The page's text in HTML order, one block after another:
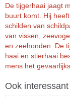
De tijgerhaai jaagt
buurt komt. Hij
schilden van
van vissen
en zeehonden . De
haai en stierhaai
mens het
Ook interessant